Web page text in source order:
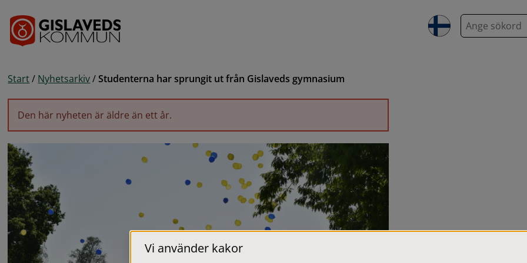
S
ö
Start / Nyhetsarkiv / Studenterna har sprungit ut från Gislaveds gymnasium
Den här nyheten är äldre än ett år.
Vi använder kakor